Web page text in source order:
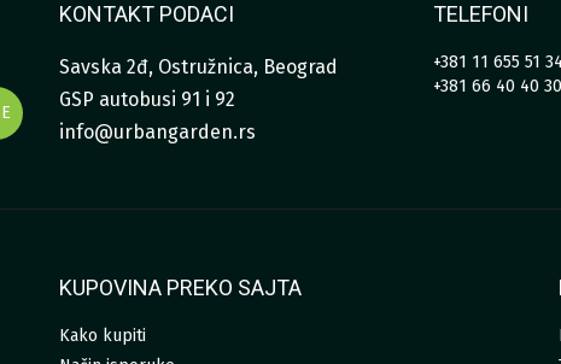
KONTAKT PODACI
Savska 2đ, Ostružnica, Beograd
GSP autobusi 91 i 92
info@urbangarden.rs
TELEFONI
+381 11 655 51
+381 66 40 40
KUPOVINA PREKO SAJTA
Kako kupiti